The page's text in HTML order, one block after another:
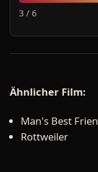
3 / 6
Ähnlicher Film:
Man's Best
Rottweiler